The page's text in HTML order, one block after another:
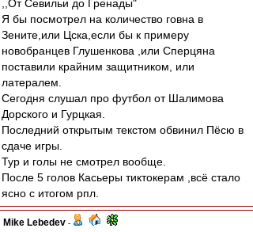
,,От Севильи до Гренады"
Я бы посмотрел на количество говна в
Зените,или Цска,если бы к примеру
новобранцев Глушенкова ,или Сперцяна
поставили крайним защитником, или
латералем.
Сегодня слушал про футбол от Шалимова
Дорского и Гурцкая.
Последний открытым текстом обвинил Пёсю в
сдаче игры.
Тур и голы не смотрел вообще.
После 5 голов Касьеры тиктокерам ,всё стало
ясно с итогом рпл.
Mike Lebedev -